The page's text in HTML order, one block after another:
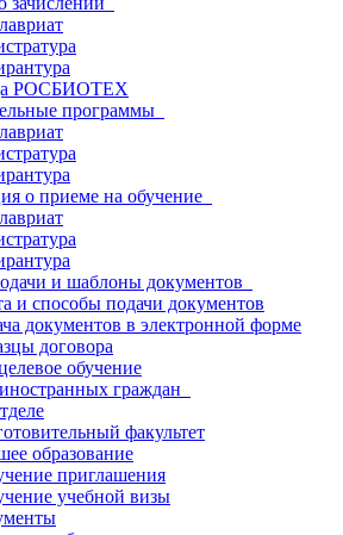
РОСБИОТЕХ
программы
о приеме на обучение
и шаблоны документов
и способы подачи документов
документов в электронной форме
договора
обучение
граждан
факультет
образование
приглашения
учебной визы